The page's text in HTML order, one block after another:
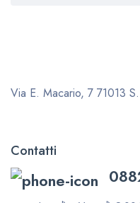
Via E. Macario, 7 71013
Contatti